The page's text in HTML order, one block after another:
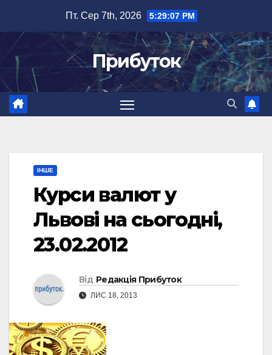
вмісту
Пт. Сер 7th, 2026 5:29:08 PM
Прибуток
ІНШЕ
Курси валют у
Львові на сьогодні,
23.02.2012
Від Редакція Прибуток
ЛИС 18, 2013